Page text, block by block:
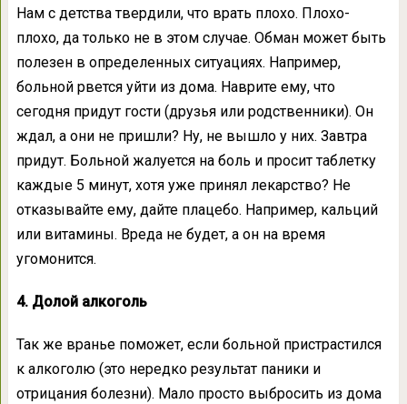
Нам с детства твердили, что врать плохо. Плохо-
плохо, да только не в этом случае. Обман может быть
полезен в определенных ситуациях. Например,
больной рвется уйти из дома. Наврите ему, что
сегодня придут гости (друзья или родственники). Он
ждал, а они не пришли? Ну, не вышло у них. Завтра
придут. Больной жалуется на боль и просит таблетку
каждые 5 минут, хотя уже принял лекарство? Не
отказывайте ему, дайте плацебо. Например, кальций
или витамины. Вреда не будет, а он на время
угомонится.
4. Долой алкоголь
Так же вранье поможет, если больной пристрастился
к алкоголю (это нередко результат паники и
отрицания болезни). Мало просто выбросить из дома